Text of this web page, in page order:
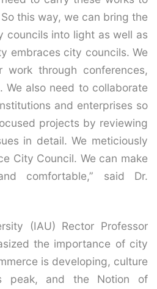
this way, we can bring the
councils into light as well as
embraces city councils. We
through conferences,
We also need to collaborate
and enterprises so
projects by reviewing
in detail. We meticiously
City Council. We can make
comfortable,” said Dr.
(IAU) Rector Professor
the importance of city
is developing, culture
peak, and the Notion of